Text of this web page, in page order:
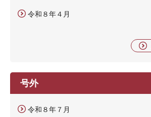
令和８年４月
号外
令和８年７月